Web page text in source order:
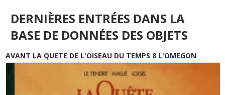
DERNIÈRES ENTRÉES DANS LA
BASE DE DONNÉES DES OBJETS
AVANT LA QUETE DE L'OISEAU DU TEMPS 8 L'OMEGON